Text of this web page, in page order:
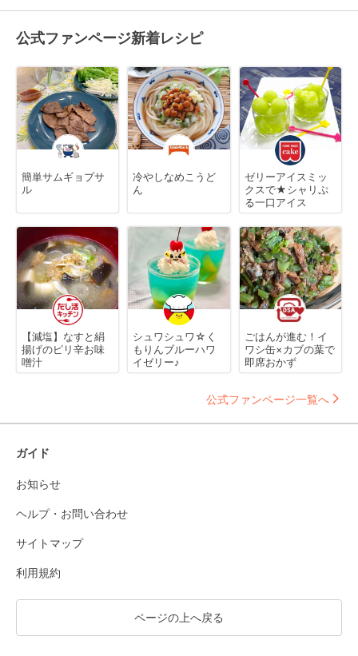
公式ファンページ新着レシピ
簡単サムギョプサ
ル
冷やしなめこうど
ん
ゼリーアイスミッ
クスで★シャリぷ
る一口アイス
【減塩】なすと絹
揚げのピリ辛お味
噌汁
シュワシュワ☆く
もりんブルーハワ
イゼリー♪
ごはんが進む！イ
ワシ缶×カブの葉で
即席おかず
公式ファンページ一覧へ
ガイド
お知らせ
ヘルプ・お問い合わせ
サイトマップ
利用規約
ページの上へ戻る